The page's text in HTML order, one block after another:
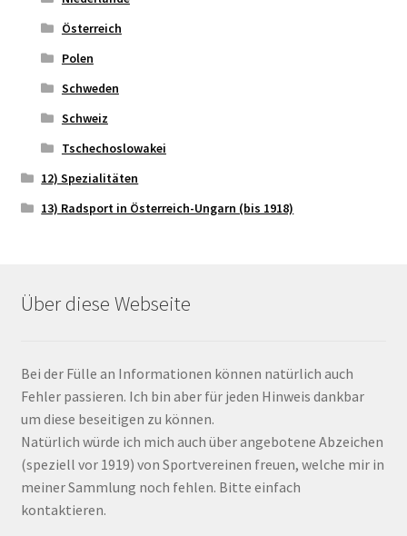
Österreich
Polen
Schweden
Schweiz
Tschechoslowakei
12) Spezialitäten
13) Radsport in Österreich-Ungarn (bis 1918)
Über diese Webseite
Bei der Fülle an Informationen können natürlich auch
Fehler passieren. Ich bin aber für jeden Hinweis dankbar
um diese beseitigen zu können.
Natürlich würde ich mich auch über angebotene Abzeichen
(speziell vor 1919) von Sportvereinen freuen, welche mir in
meiner Sammlung noch fehlen. Bitte einfach
kontaktieren.